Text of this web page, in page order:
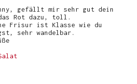
gefällt mir sehr gut dein
Rot dazu, toll.
Frisur ist Klasse wie du
sehr wandelbar.